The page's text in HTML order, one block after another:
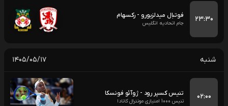
۲۳:۳۰ فوتبال میدلزبورو - رکسهام
جام اتحادیه انگلیس
شنبه ۱۴۰۵/۰۵/۱۷
۰۲:۰۰ تنیس کسپر رود - ژوآئو فونسکا
تنیس 1000 امتیازی مونترال کانادا